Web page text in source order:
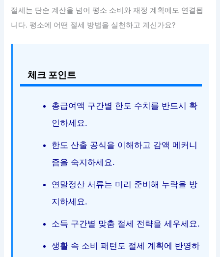
절세는 단순 계산을 넘어 평소 소비와 재정 계획에도 연결됩
니다. 평소에 어떤 절세 방법을 실천하고 계신가요?
체크 포인트
총급여액 구간별 한도 수치를 반드시 확
인하세요.
한도 산출 공식을 이해하고 감액 메커니
즘을 숙지하세요.
연말정산 서류는 미리 준비해 누락을 방
지하세요.
소득 구간별 맞춤 절세 전략을 세우세요.
생활 속 소비 패턴도 절세 계획에 반영하